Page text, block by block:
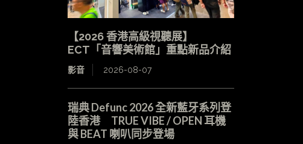
【2026 香港高級視聽展】
ECT「音響美術館」重點新品介紹
影音 2026-08-07
瑞典 Defunc 2026 全新藍牙系列登
陸香港 TRUE VIBE / OPEN 耳機
與 BEAT 喇叭同步登場